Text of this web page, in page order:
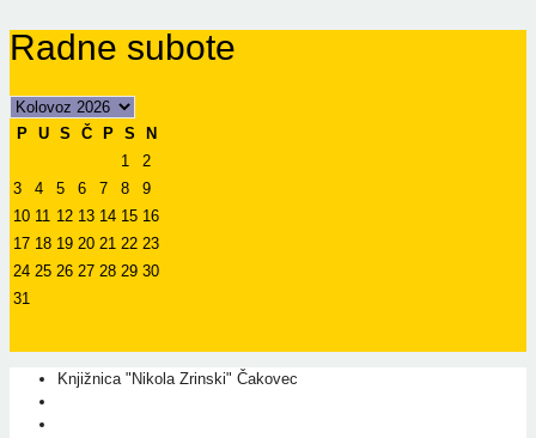
Radne subote
P U S Č P S
N
1
2
3
4 5 6 7 8
9
10 11 12 13 14 15 16
17 18 19 20 21 22 23
24 25 26 27 28 29 30
31
Knjižnica "Nikola Zrinski" Čakovec